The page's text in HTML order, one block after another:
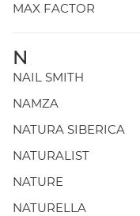
MAX FACTOR
N
NAIL SMITH
NAMZA
NATURA SIBERICA
NATURALIST
NATURE
NATURELLA